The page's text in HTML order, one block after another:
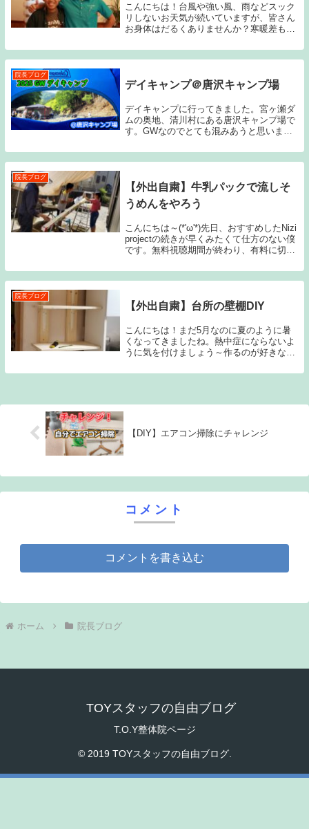
こんにちは！台風や強い風、雨などスック
リしないお天気が続いていますが、皆さん
お身体はだるくありませんか？寒暖差も激
た。風邪など引かないよう、お気をつけて
ください。さてさて～久しぶりのブログ投
院長ブログ
デイキャンプ＠唐沢キャンプ場
デイキャンプに行ってきました。宮ヶ瀬ダ
ムの奥地、清川村にある唐沢キャンプ場で
す。GWなのでとても混みあうと思いまし
た。水がとてもキレイで最高な場所でし
た！
院長ブログ
【外出自粛】牛乳パックで流しそ
うめんをやろう
こんにちは～(*'ω'*)先日、おすすめしたNizi
projectの続きが早くみたくて仕方のない僕
です。無料視聴期間が終わり、有料に切り
曜・金曜には日テレの情報番組「スッキ
リ」で少し放送されるので、それ...
院長ブログ
【外出自粛】台所の壁棚DIY
こんにちは！まだ5月なのに夏のように暑
くなってきましたね。熱中症にならないよ
うに気を付けましょう～作るのが好きな私
あって気になります。^^;前回に引き続き、
【DIY】エアコン掃除にチャレンジ
コメント
コメントを書き込む
ホーム 院長ブログ
TOYスタッフの自由ブログ
T.O.Y整体院ページ
© 2019 TOYスタッフの自由ブログ.